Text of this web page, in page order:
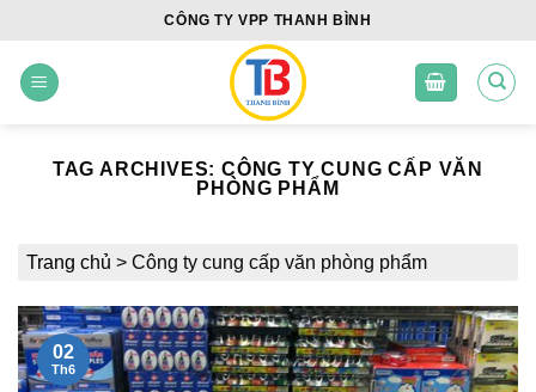
content
CÔNG TY VPP THANH BÌNH
TAG ARCHIVES:CÔNG TY CUNG CẤP VĂN
PHÒNG PHẨM
Trang chủ > Công ty cung cấp văn phòng phẩm
02
Th6